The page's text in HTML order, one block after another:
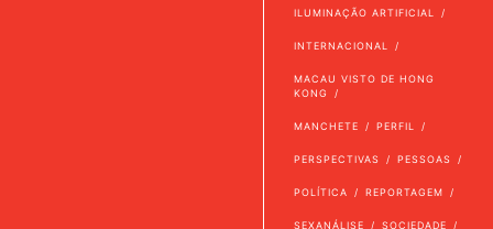
ILUMINAÇÃO ARTIFICIAL
INTERNACIONAL
MACAU VISTO DE HONG
KONG
MANCHETE PERFIL
PERSPECTIVAS PESSOAS
POLÍTICA REPORTAGEM
SEXANÁLISE SOCIEDADE